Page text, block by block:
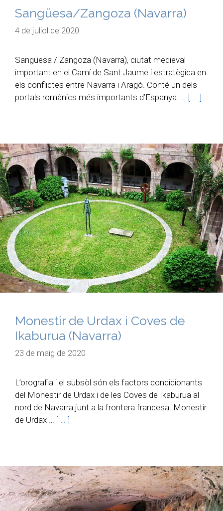
Sangüesa/Zangoza (Navarra)
4 de juliol de 2020
Sangüesa / Zangoza (Navarra), ciutat medieval
important en el Camí de Sant Jaume i estratègica en
els conflictes entre Navarra i Aragó. Conté un dels
portals romànics més importants d’Espanya. … [ … ]
Monestir de Urdax i Coves de
Ikaburua (Navarra)
23 de maig de 2020
L’orografia i el subsòl són els factors condicionants
del Monestir de Urdax i de les Coves de Ikaburua al
nord de Navarra junt a la frontera francesa. Monestir
de Urdax … [ … ]